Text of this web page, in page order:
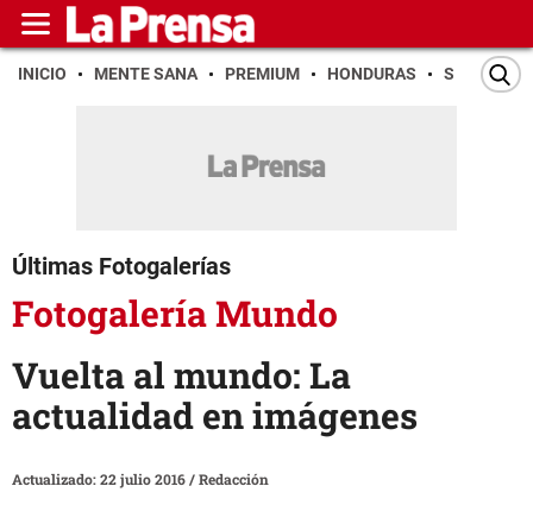
INICIO MENTE SANA PREMIUM HONDURAS SAN PEDRO
Últimas Fotogalerías
Fotogalería Mundo
Vuelta al mundo: La
actualidad en imágenes
Actualizado: 22 julio 2016/Redacción